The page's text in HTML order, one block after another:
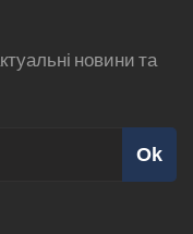
новини та
Ok